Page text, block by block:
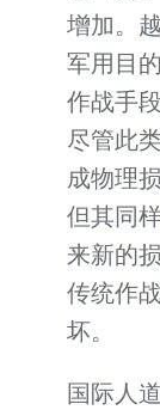
增加。
军用目
作战手
尽管此
成物理
但其同
来新的
传统作
坏。
国际人